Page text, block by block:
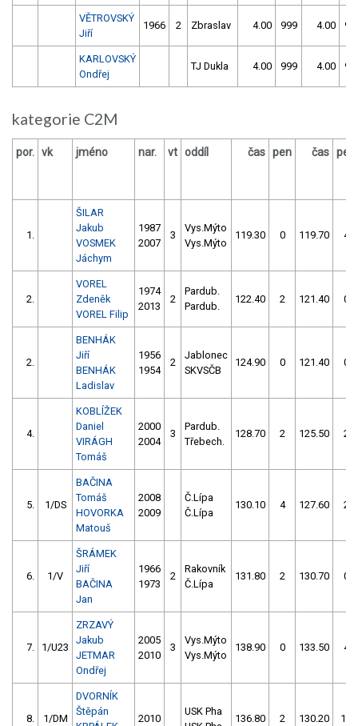
VĚTROVSKÝ
Jiří
1966 2 Zbraslav 4.00 999 4.00
KARLOVSKÝ
Ondřej
TJ Dukla 4.00 999 4.00
kategorie C2M
por. vk jméno nar. vt oddíl čas pen čas pen
1.
ŠILAR
Jakub
VOSMEK
Jáchym
1987
2007
3
Vys.Mýto
Vys.Mýto
119.30 0 119.70 4
2.
VOREL
Zdeněk
VOREL Filip
1974
2013
2
Pardub.
Pardub.
122.40 2 121.40 0
2.
BENHÁK
Jiří
BENHÁK
Ladislav
1956
1954
2
Jablonec
SKVSČB
124.90 0 121.40 0
4.
KOBLÍŽEK
Daniel
VIRÁGH
Tomáš
2000
2004
3
Pardub.
Třebech.
128.70 2 125.50 2
5. 1/DS
BAČINA
Tomáš
HOVORKA
Matouš
2008
2009
Č.Lípa
Č.Lípa
130.10 4 127.60 2
6. 1/V
ŠRÁMEK
Jiří
BAČINA
Jan
1966
1973
2
Rakovník
Č.Lípa
131.80 2 130.70 0
7. 1/U23
ZRZAVÝ
Jakub
JETMAR
Ondřej
2005
2010
3
Vys.Mýto
Vys.Mýto
138.90 0 133.50 4
8. 1/DM
DVORNÍK
Štěpán
2010
USK Pha
136.80 2 130.20 10